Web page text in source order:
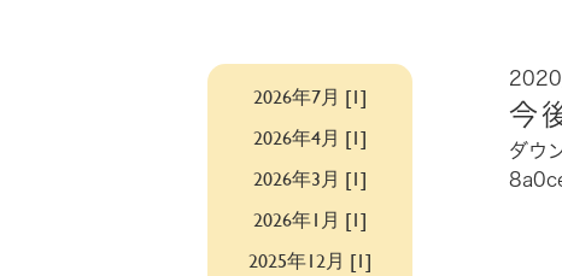
今
ダウ
2026年7月 [1]
2026年4月 [1]
2026年3月 [1]
2026年1月 [1]
2025年12月 [1]